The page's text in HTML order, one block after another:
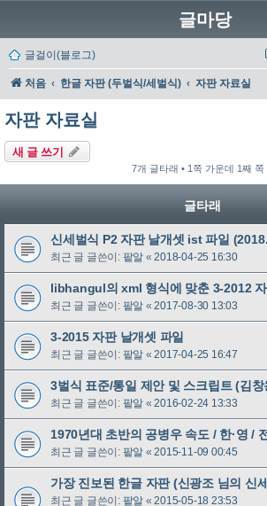
글마당
글걸이(블로그)
처음 한글 자판 (두벌식/세벌식) 자판 자료실
자판 자료실
새 글 쓰기
7개 글타래 • 1쪽 가운데 1째 쪽
글타래
신세벌식 P2 자판 날개셋 ist 파일
최근 글 글쓴이: 팥알 «2018-04-25 16:30
libhangul의 xml 형식에 맞춘 3-2012
최근 글 글쓴이: 팥알 «2017-08-30 13:03
3-2015 자판 날개셋 파일
최근 글 글쓴이: 팥알 «2017-04-25 16:47
3벌식 표준/통일 제안 및 스크립트 (김
최근 글 글쓴이: 팥알 «2016-02-24 13:33
1970년대 초반의 공병우 속도 / 한·영 /
최근 글 글쓴이: 팥알 «2015-11-09 00:45
가장 진보된 한글 자판 (신광조 님의 신
최근 글 글쓴이: 팥알 «2015-05-18 23:53